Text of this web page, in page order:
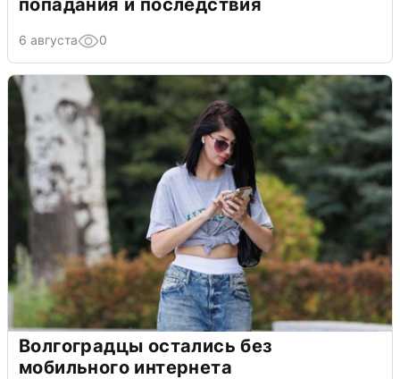
попадания и последствия
6 августа 0
Волгоградцы остались без
мобильного интернета